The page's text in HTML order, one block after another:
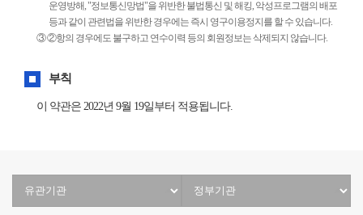
운영방해, "정보통신망법"을 위반한 불법통신 및 해킹, 악성프로그램의 배포
등과 같이 관련법을 위반한 경우에는 즉시 영구이용정지를 할 수 있습니다.
③ ②항의 경우에도 불구하고 연수이력 등의 회원정보는 삭제되지 않습니다.
부칙
이 약관은 2022년 9월 19일부터 적용됩니다.